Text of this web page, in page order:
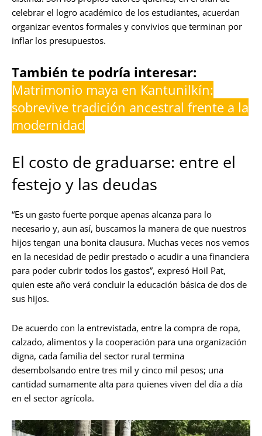
celebrar el logro académico de los estudiantes, acuerdan
organizar eventos formales y convivios que terminan por
inflar los presupuestos.
También te podría interesar:
Matrimonio maya en Kantunilkín:
sobrevive tradición ancestral frente a la
modernidad
El costo de graduarse: entre el
festejo y las deudas
“Es un gasto fuerte porque apenas alcanza para lo
necesario y, aun así, buscamos la manera de que nuestros
hijos tengan una bonita clausura. Muchas veces nos vemos
en la necesidad de pedir prestado o acudir a una financiera
para poder cubrir todos los gastos”, expresó Hoil Pat,
quien este año verá concluir la educación básica de dos de
sus hijos.
De acuerdo con la entrevistada, entre la compra de ropa,
calzado, alimentos y la cooperación para una organización
digna, cada familia del sector rural termina
desembolsando entre tres mil y cinco mil pesos; una
cantidad sumamente alta para quienes viven del día a día
en el sector agrícola.